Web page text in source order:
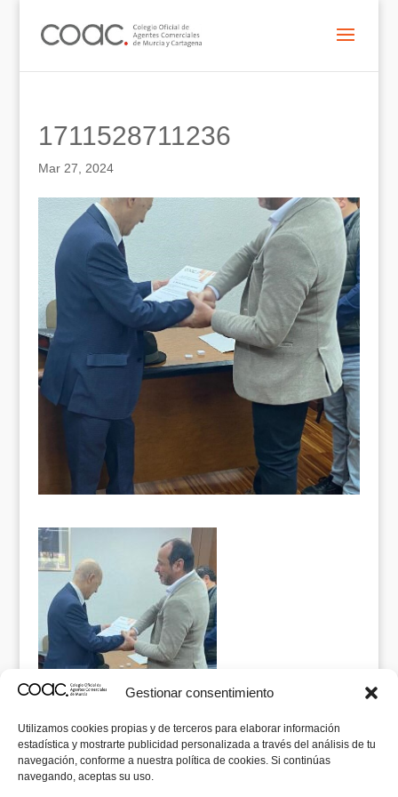
Gestionar consentimiento
Utilizamos cookies propias y de terceros para elaborar información
estadística y mostrarte publicidad personalizada a través del análisis de tu
navegación, conforme a nuestra política de cookies. Si continúas
navegando, aceptas su uso.
1711528711236
Mar 27, 2024